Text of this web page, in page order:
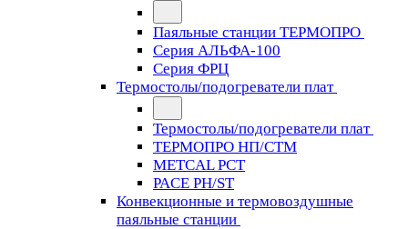
Паяльные станции ТЕРМОПРО
Серия АЛЬФА-100
Серия ФРЦ
Термостолы/подогреватели плат
Термостолы/подогреватели плат
ТЕРМОПРО НП/СТМ
METCAL PCT
PACE PH/ST
Конвекционные и термовоздушные
паяльные станции